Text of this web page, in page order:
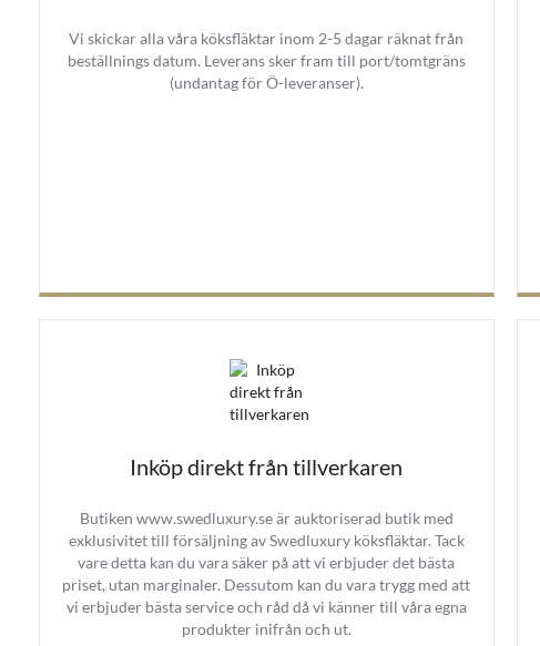
Vi skickar alla våra köksfläktar inom 2-5 dagar räknat från
beställnings datum. Leverans sker fram till port/tomtgräns
(undantag för Ö-leveranser).
Inköp direkt från tillverkaren
Butiken www.swedluxury.se är auktoriserad butik med
exklusivitet till försäljning av Swedluxury köksfläktar. Tack
vare detta kan du vara säker på att vi erbjuder det bästa
priset, utan marginaler. Dessutom kan du vara trygg med att
vi erbjuder bästa service och råd då vi känner till våra egna
produkter inifrån och ut.